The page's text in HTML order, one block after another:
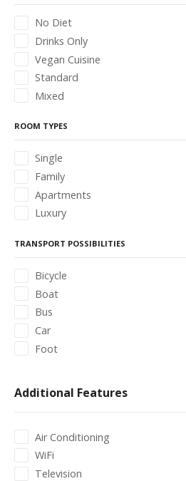
No Diet
Drinks Only
Vegan Cuisine
Standard
Mixed
ROOM TYPES
Single
Family
Apartments
Luxury
TRANSPORT POSSIBILITIES
Bicycle
Boat
Bus
Car
Foot
Additional Features
Air Conditioning
WiFi
Television